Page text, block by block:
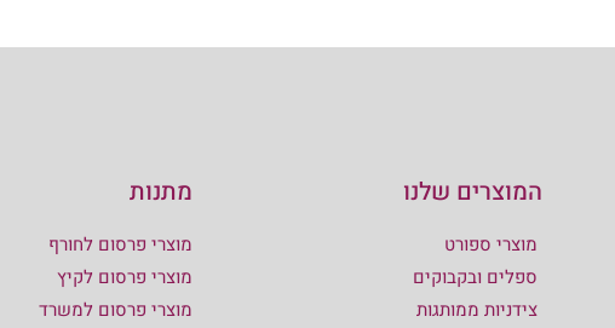
המוצרים שלנו
מוצרי ספורט
ספלים ובקבוקים
צידניות ממותגות
מתנות
מוצרי פרסום לחורף
מוצרי פרסום לקיץ
מוצרי פרסום למשרד